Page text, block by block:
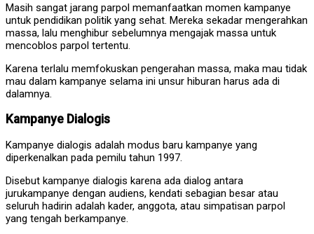
Masih sangat jarang parpol memanfaatkan momen kampanye
untuk pendidikan politik yang sehat. Mereka sekadar mengerahkan
massa, lalu menghibur sebelumnya mengajak massa untuk
mencoblos parpol tertentu.
Karena terlalu memfokuskan pengerahan massa, maka mau tidak
mau dalam kampanye selama ini unsur hiburan harus ada di
dalamnya.
Kampanye Dialogis
Kampanye dialogis adalah modus baru kampanye yang
diperkenalkan pada pemilu tahun 1997.
Disebut kampanye dialogis karena ada dialog antara
jurukampanye dengan audiens, kendati sebagian besar atau
seluruh hadirin adalah kader, anggota, atau simpatisan parpol
yang tengah berkampanye.